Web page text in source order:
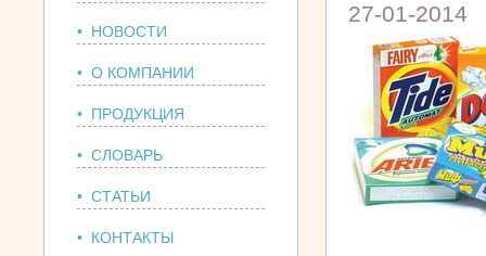
• НОВОСТИ
• О КОМПАНИИ
• ПРОДУКЦИЯ
• СЛОВАРЬ
• СТАТЬИ
• КОНТАКТЫ
27-01-2014